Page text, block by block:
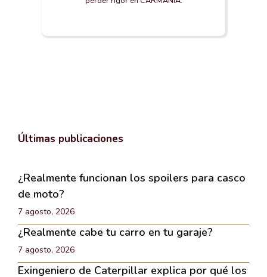
Últimas publicaciones
¿Realmente funcionan los spoilers para casco
de moto?
7 agosto, 2026
¿Realmente cabe tu carro en tu garaje?
7 agosto, 2026
Exingeniero de Caterpillar explica por qué los